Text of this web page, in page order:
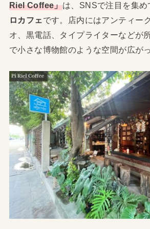
Riel Coffee」は、SNSで注目を集め
ロカフェです。店内にはアンティー
オ、黒電話、タイプライターなどが
で小さな博物館のような空間が広が